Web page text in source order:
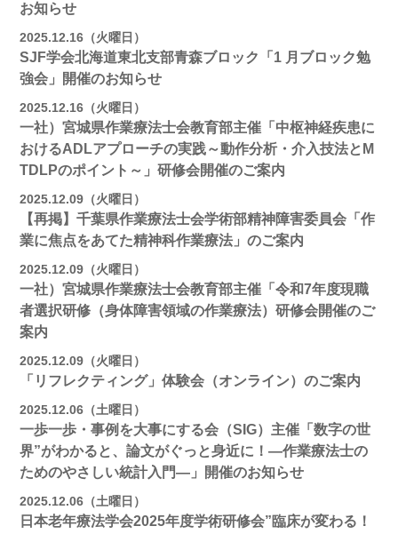
お知らせ
2025.12.16（火曜日）
SJF学会北海道東北支部⻘森ブロック「1 月ブロック勉
強会」開催のお知らせ
2025.12.16（火曜日）
一社）宮城県作業療法士会教育部主催「中枢神経疾患に
おけるADLアプローチの実践～動作分析・介入技法とM
TDLPのポイント～」研修会開催のご案内
2025.12.09（火曜日）
【再掲】千葉県作業療法士会学術部精神障害委員会「作
業に焦点をあてた精神科作業療法」のご案内
2025.12.09（火曜日）
一社）宮城県作業療法士会教育部主催「令和7年度現職
者選択研修（身体障害領域の作業療法）研修会開催のご
案内
2025.12.09（火曜日）
「リフレクティング」体験会（オンライン）のご案内
2025.12.06（土曜日）
一歩一歩・事例を大事にする会（SIG）主催「数字の世
界”がわかると、論文がぐっと身近に！―作業療法士の
ためのやさしい統計入門―」開催のお知らせ
2025.12.06（土曜日）
日本老年療法学会2025年度学術研修会”臨床が変わる！